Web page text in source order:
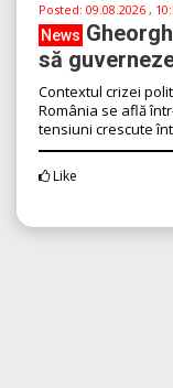
Posted: 09.08.2026 ,
News
să
Contextul crizei
România se află
tensiuni crescute
Like